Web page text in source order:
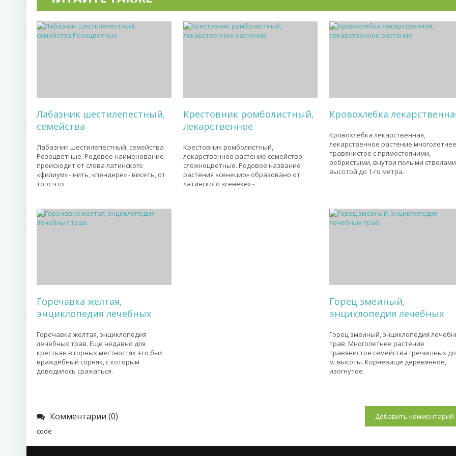
Лабазник шестилепестный,
семейства
Лабазник шестилепестный, семейства
Розоцветные. Родовое наименование
происходит от слова латинского
«филиум» - нить, «пендере» - висеть, от
того что
Крестовник ромболистный,
лекарственное
Крестовник ромболистный,
лекарственное растение семейство
сложноцветные. Родовое название
растения «сенецио» образовано от
латинского «сенеке» -
Кровохлебка
Кровохлебка лекарственная,
лекарственное растение многолетнее
травянистое с прямостоячими,
ребристыми, внутри полыми стволами
высотой до 1-го метра.
Горечавка желтая,
энциклопедия лечебных
Горечавка желтая, энциклопедия
лечебных трав. Еще недавно для
крестьян в горных местностях это был
враждебный сорняк, с которым
доводилось сражаться.
Горец змеиный,
энциклопедия лечебных
Горец змеиный, энциклопедия
трав. Многолетнее растение
травянистое семейства гречишных до
м. высоты. Корневище деревянное,
изогнутое
Комментарии (0) Добавить комментарий
code